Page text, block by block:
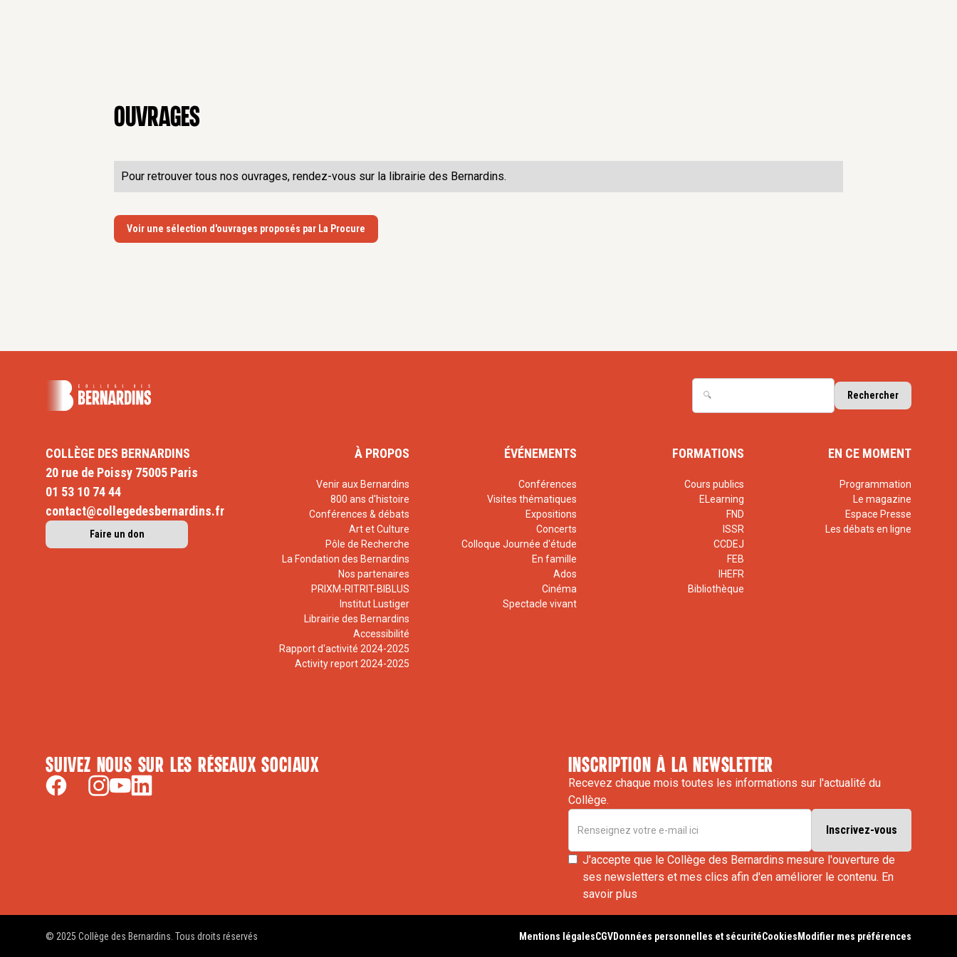
Ouvrages
Pour retrouver tous nos ouvrages, rendez-vous sur la librairie des Bernardins.
Voir une sélection d'ouvrages proposés par La Procure
COLLÈGE DES BERNARDINS
20 rue de Poissy 75005 Paris
01 53 10 74 44
contact@collegedesbernardins.fr
Faire un don
À PROPOS
Venir aux Bernardins
800 ans d'histoire
Conférences & débats
Art et Culture
Pôle de Recherche
La Fondation des Bernardins
Nos partenaires
PRIXM-RITRIT-BIBLUS
Institut Lustiger
Librairie des Bernardins
Accessibilité
Rapport d'activité 2024-2025
Activity report 2024-2025
ÉVÉNEMENTS
Conférences
Visites thématiques
Expositions
Concerts
Colloque Journée d'étude
En famille
Ados
Cinéma
Spectacle vivant
FORMATIONS
Cours publics
ELearning
FND
ISSR
CCDEJ
FEB
IHEFR
Bibliothèque
EN CE MOMENT
Programmation
Le magazine
Espace Presse
Les débats en ligne
Suivez nous sur les réseaux sociaux inscription à la newsletter
Recevez chaque mois toutes les informations sur l'actualité du
Collège.
J'accepte que le Collège des Bernardins mesure l'ouverture de
ses newsletters et mes clics afin d'en améliorer le contenu. En
savoir plus
© 2025 Collège des Bernardins. Tous droits réservés Mentions légalesCGVDonnées personnelles et sécuritéCookies Modifier mes préférences